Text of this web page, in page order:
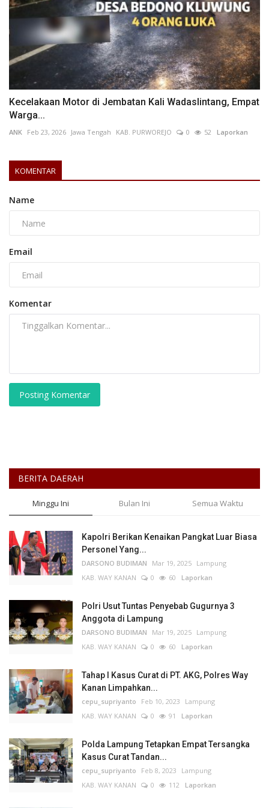
Kecelakaan Motor di Jembatan Kali Wadaslintang, Empat
Warga...
ANK Feb 23, 2026 Jawa Tengah KAB. PURWOREJO 0 52 Laporkan
KOMENTAR
Name
Email
Komentar
Posting Komentar
BERITA DAERAH
Minggu Ini Bulan Ini Semua Waktu
Kapolri Berikan Kenaikan Pangkat Luar Biasa
Personel Yang...
DARSONO BUDIMAN Mar 19, 2025 Lampung
KAB. WAY KANAN
0 60 Laporkan
Polri Usut Tuntas Penyebab Gugurnya 3
Anggota di Lampung
DARSONO BUDIMAN Mar 19, 2025 Lampung
KAB. WAY KANAN
0 60 Laporkan
Tahap I Kasus Curat di PT. AKG, Polres Way
Kanan Limpahkan...
cepu_supriyanto Feb 10, 2023
Lampung
KAB. WAY KANAN
0 91 Laporkan
Polda Lampung Tetapkan Empat Tersangka
Kasus Curat Tandan...
cepu_supriyanto Feb 8, 2023
Lampung
KAB. WAY KANAN
0 112 Laporkan